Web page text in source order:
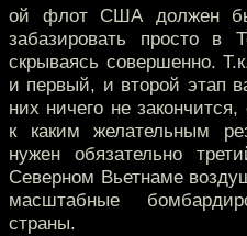
ой флот США должен
забазировать просто в
скрываясь совершенно.
и первый, и второй этап
них ничего не
к каким желательным
нужен обязательно
Северном Вьетнаме
масштабные
страны.